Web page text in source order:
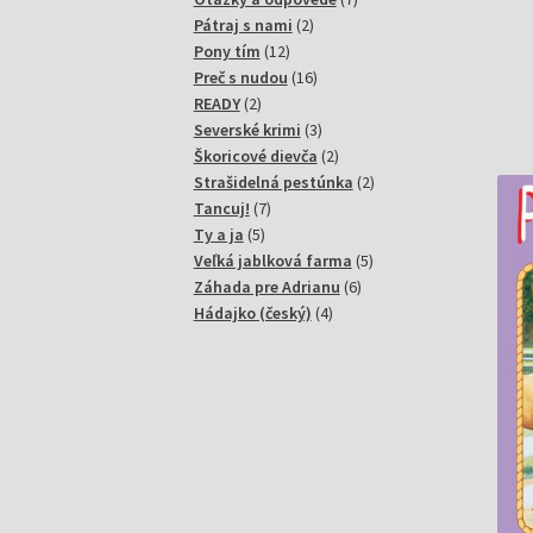
Pátraj s nami 22
Pony tím 1212
produktov
Preč s nudou 1616
READY 22
produkty
Severské krimi 33
produkty
Škoricové dievča 22
produkty
Strašidelná pestúnka 22
Tancuj! 77
Ty a ja 55
produktov
Veľká jablková farma 55
Záhada pre Adrianu 66
Hádajko (český) 44